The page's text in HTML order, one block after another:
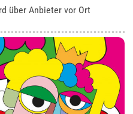
über Anbieter vor Ort